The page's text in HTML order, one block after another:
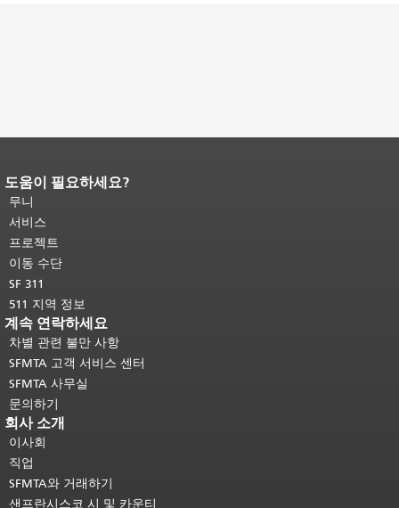
페이지 내용 끝입니다.이 페이지의 나
머지 내용은 모든 페이지에 반복됩니
다.메인 콘텐츠 상단으로 돌아가려면
여기를 클릭하십시오
도움이 필요하세요?
무니
서비스
프로젝트
이동 수단
SF 311
511 지역 정보
계속 연락하세요
차별 관련 불만 사항
SFMTA 고객 서비스 센터
SFMTA 사무실
문의하기
회사 소개
이사회
직업
SFMTA와 거래하기
샌프란시스코 시 및 카운티